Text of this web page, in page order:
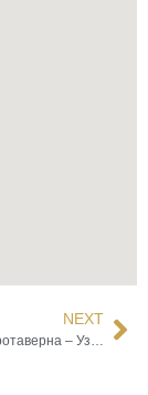
NEXT
Стефанос Псаротаверна – Узери